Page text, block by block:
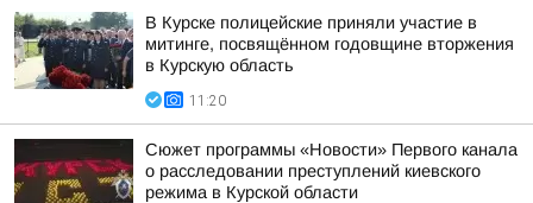
В Курске полицейские приняли участие в
митинге, посвящённом годовщине вторжения
в Курскую область
11:20
Сюжет программы «Новости» Первого канала
о расследовании преступлений киевского
режима в Курской области